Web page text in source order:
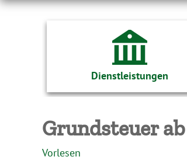
Dienstleistungen
Grundsteuer
Vorlesen